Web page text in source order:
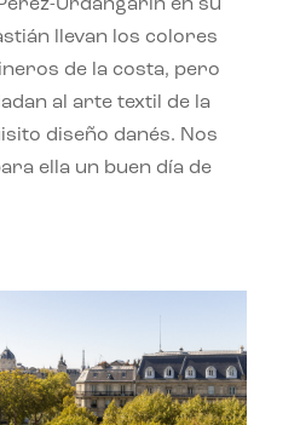
Urdangarín en su
llevan los colores
de la costa, pero
al arte textil de la
diseño danés. Nos
ella un buen día de